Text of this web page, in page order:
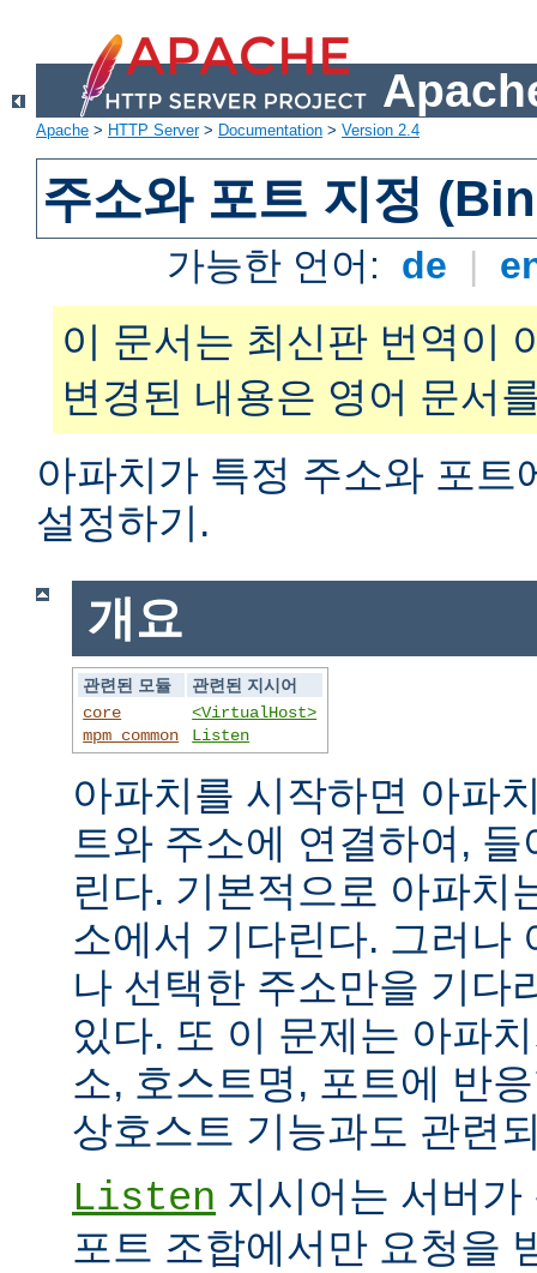
Apache > HTTP Server> Documentation > Version 2.4
주소와 포트 지정
가능한 언어: de |
이 문서는 최신판 번역이
변경된 내용은 영어 문서
아파치가 특정 주소와 포트
설정하기.
개요
관련된 모듈
관련된 지시어
core
mpm_common
<VirtualHost>
Listen
아파치를 시작하면 아파
트와 주소에 연결하여,
린다. 기본적으로 아파치
소에서 기다린다. 그러나
나 선택한 주소만을 기다
있다. 또 이 문제는 아파
소, 호스트명, 포트에 반
상호스트 기능과도 관련
Listen 지시어는 서버
포트 조합에서만 요청을